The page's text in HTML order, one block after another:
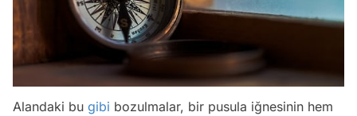
Alandaki bu gibi bozulmalar, bir pusula iğnesinin hem